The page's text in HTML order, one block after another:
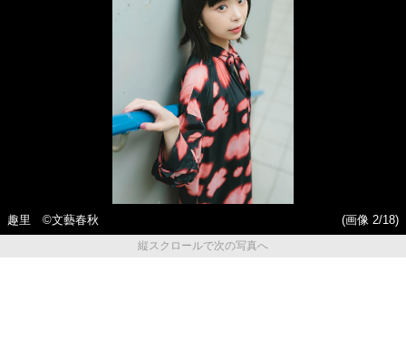
趣里 ©︎文藝春秋
(画像 2/18)
縦スクロールで次の写真へ